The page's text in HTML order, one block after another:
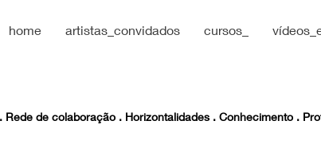
home artistas_convidados cursos_
Rede de colaboração . Horizontalidades . Conhecimento .